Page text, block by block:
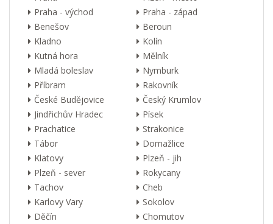
Praha - východ
Praha - západ
Benešov
Beroun
Kladno
Kolín
Kutná hora
Mělník
Mladá boleslav
Nymburk
Příbram
Rakovník
České Budějovice
Český Krumlov
Jindřichův Hradec
Písek
Prachatice
Strakonice
Tábor
Domažlice
Klatovy
Plzeň - jih
Plzeň - sever
Rokycany
Tachov
Cheb
Karlovy Vary
Sokolov
Děčín
Chomutov